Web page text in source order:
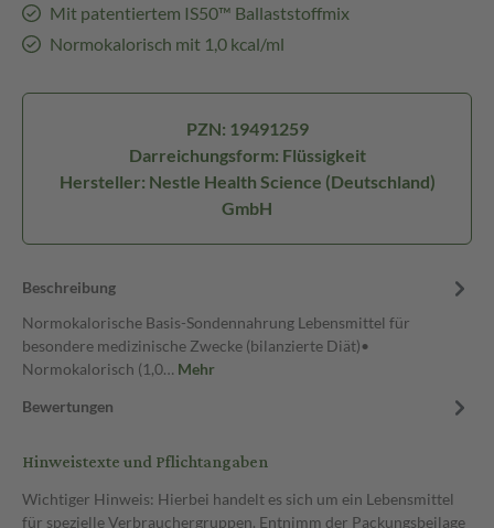
Mit patentiertem IS50™ Ballaststoffmix
Normokalorisch mit 1,0 kcal/ml
PZN: 19491259
Darreichungsform: Flüssigkeit
Hersteller: Nestle Health Science (Deutschland)
GmbH
Beschreibung
Normokalorische Basis-Sondennahrung Lebensmittel für
besondere medizinische Zwecke (bilanzierte Diät)•
Normokalorisch (1,0… Mehr
Bewertungen
Hinweistexte und Pflichtangaben
Wichtiger Hinweis: Hierbei handelt es sich um ein Lebensmittel
für spezielle Verbrauchergruppen. Entnimm der Packungsbeilage